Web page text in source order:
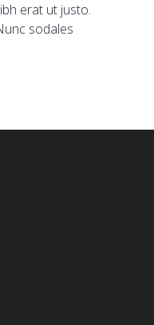
erat ut justo.
sodales